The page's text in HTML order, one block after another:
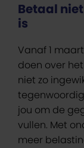
Betaal
is
Vanaf 1
doen over
niet zo
jou om de
vullen. Met
meer